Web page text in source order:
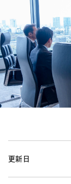
更新日